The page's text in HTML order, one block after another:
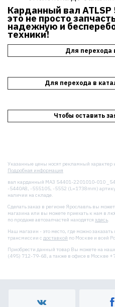
Карданный вал
это не просто
надежную и
техники!
Для перехода
Для перехода в
Чтобы оставить
Указанные цены носят рекламный характер
Подробная информация
вал карданный МАЗ 54401-2201010-010
-5440А8, -555105, -5552 (L=1738mm)
наличии на складе.
Сделать заказ в регионе Ярославль вы
магазина или вы можете приехать к нам в
по продаже автозапчастей находятся здесь.
Наш магазин - это место, где можно
трансмиссии с доставкой по Москве и всей
Приобрести данный товар Вы можете на
(495) 712-79-68, а также в офисе в Москве